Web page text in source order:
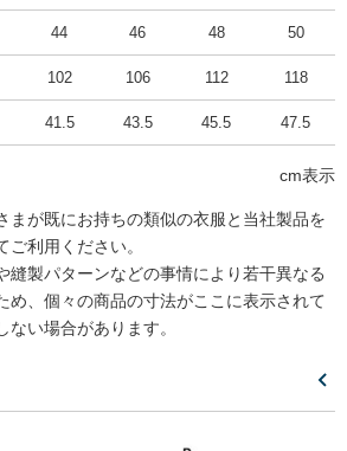
44 46 48 50
102 106 112 118
41.5 43.5 45.5 47.5
cm表示
まが既にお持ちの類似の衣服と当社製品を
ご利用ください。
縫製パターンなどの事情により若干異なる
め、個々の商品の寸法がここに表示されて
い場合があります。